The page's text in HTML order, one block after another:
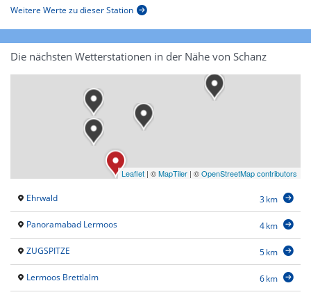
Weitere Werte zu dieser Station
Die nächsten Wetterstationen in der Nähe von Schanz
Leaflet | ©MapTiler | ©OpenStreetMap contributors
Ehrwald 3 km
Panoramabad Lermoos 4 km
ZUGSPITZE 5 km
Lermoos Brettlalm 6 km